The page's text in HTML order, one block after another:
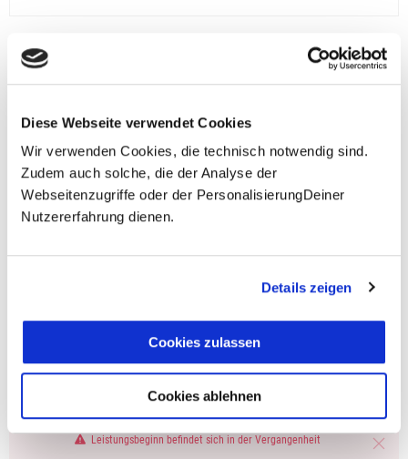
Diese Webseite verwendet Cookies
Wir verwenden Cookies, die technisch notwendig sind.
Zudem auch solche, die der Analyse der
Webseitenzugriffe oder der PersonalisierungDeiner
Nutzererfahrung dienen.
Details zeigen
Cookies zulassen
Cookies ablehnen
**Halbes Doppelzimmer: Zwei gleichgeschlechtliche
nach Reise) bei Buchung entweder den halben, einen
Finden wir eine/n Partner/in, dann erhältst Du den
Zuschlag zurück.
Unsere Reisen und Seminare sind nicht barrierefrei.
Fragen zur Buchung?
+49 (0)711 - 6583 80 80
Leistungsbeginn befindet sich in der Vergangenheit